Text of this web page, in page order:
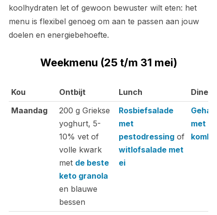
koolhydraten let of gewoon bewuster wilt eten: het
menu is flexibel genoeg om aan te passen aan jouw
doelen en energiebehoefte.
Weekmenu (25 t/m 31 mei)
Kou Ontbijt Lunch
Diner
Kou
Ontbijt Lunch Diner
Maandag
200 g Griekse
yoghurt, 5-
10% vet of
volle kwark
met de beste
keto granola
en blauwe
bessen
Rosbiefsalade
met
pestodressingof
witlofsalade met
ei
met